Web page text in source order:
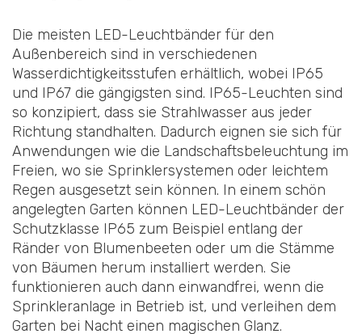
Die meisten LED-Leuchtbänder für den
Außenbereich sind in verschiedenen
Wasserdichtigkeitsstufen erhältlich, wobei IP65
und IP67 die gängigsten sind. IP65-Leuchten sind
so konzipiert, dass sie Strahlwasser aus jeder
Richtung standhalten. Dadurch eignen sie sich für
Anwendungen wie die Landschaftsbeleuchtung im
Freien, wo sie Sprinklersystemen oder leichtem
Regen ausgesetzt sein können. In einem schön
angelegten Garten können LED-Leuchtbänder der
Schutzklasse IP65 zum Beispiel entlang der
Ränder von Blumenbeeten oder um die Stämme
von Bäumen herum installiert werden. Sie
funktionieren auch dann einwandfrei, wenn die
Sprinkleranlage in Betrieb ist, und verleihen dem
Garten bei Nacht einen magischen Glanz.